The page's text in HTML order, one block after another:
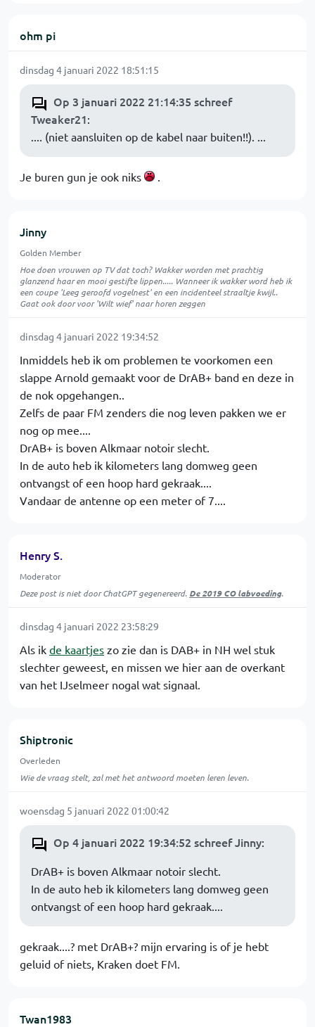
ohm pi
dinsdag 4 januari 2022 18:51:15
Op 3 januari 2022 21:14:35 schreef
Tweaker21:
.... (niet aansluiten op de kabel naar buiten!!). ...
Je buren gun je ook niks
Jinny
Golden Member
Hoe doen vrouwen op TV dat toch? Wakker worden met prachtig
glanzend haar en mooi gestifte lippen..... Wanneer ik wakker word heb ik
een coupe 'Leeg geroofd vogelnest' en een incidenteel straaltje kwijl..
Gaat ook door voor 'Wilt wief' naar horen zeggen
dinsdag 4 januari 2022 19:34:52
Inmiddels heb ik om problemen te voorkomen een
slappe Arnold gemaakt voor de DrAB+ band en deze in
de nok opgehangen..
Zelfs de paar FM zenders die nog leven pakken we er
nog op mee....
DrAB+ is boven Alkmaar notoir slecht.
In de auto heb ik kilometers lang domweg geen
ontvangst of een hoop hard gekraak....
Vandaar de antenne op een meter of 7....
Henry S.
Moderator
Deze post is niet door ChatGPT gegenereerd. De 2019 CO labvoeding.
dinsdag 4 januari 2022 23:58:29
Als ik de kaartjes zo zie dan is DAB+ in NH wel stuk
slechter geweest, en missen we hier aan de overkant
van het IJselmeer nogal wat signaal.
Shiptronic
Overleden
Wie de vraag stelt, zal met het antwoord moeten leren leven.
woensdag 5 januari 2022 01:00:42
Op 4 januari 2022 19:34:52 schreef Jinny:
DrAB+ is boven Alkmaar notoir slecht.
In de auto heb ik kilometers lang domweg geen
ontvangst of een hoop hard gekraak....
gekraak....? met DrAB+? mijn ervaring is of je hebt
geluid of niets, Kraken doet FM.
Twan1983